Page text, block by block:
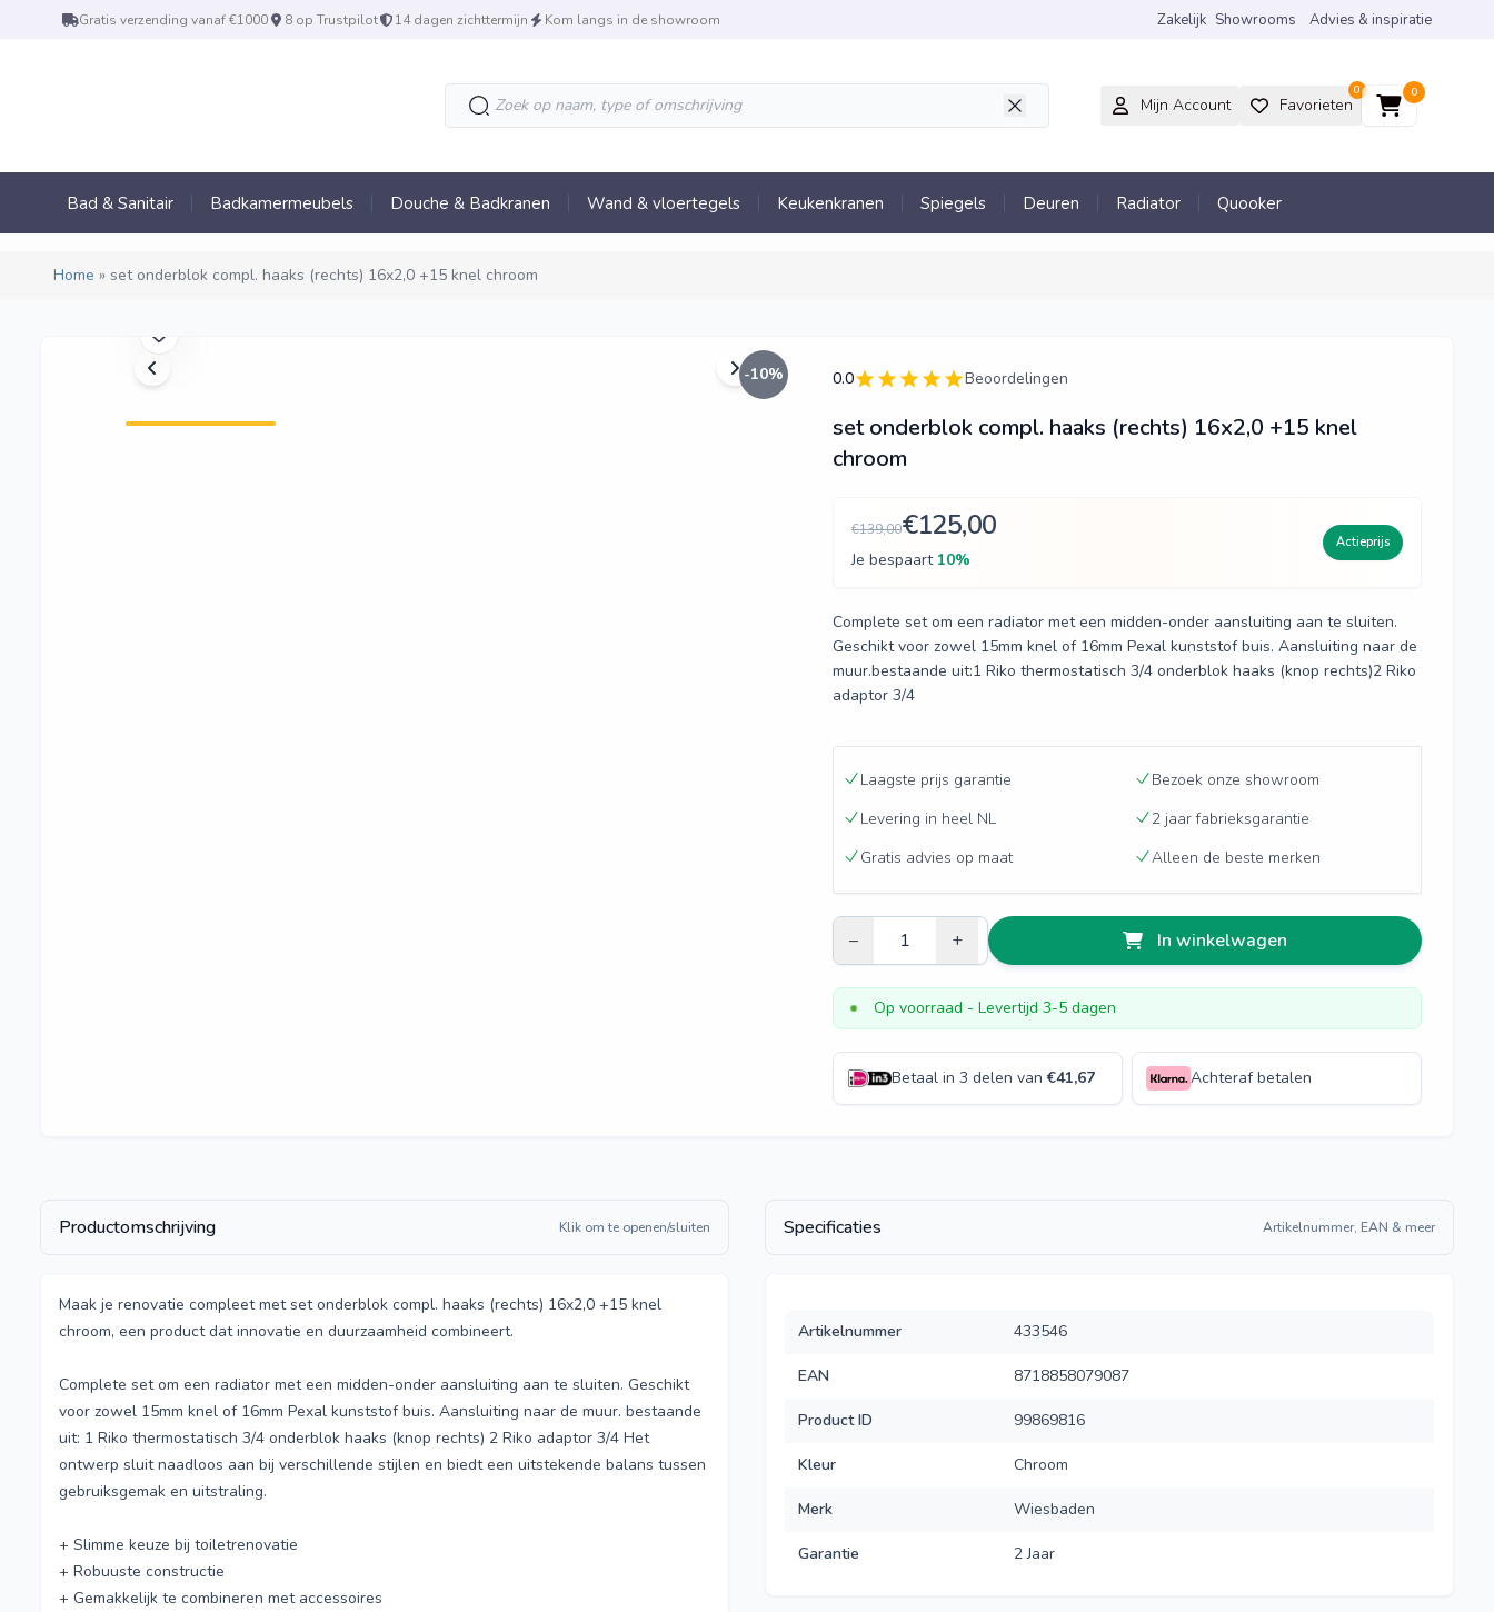
Gratis verzending vanaf €1000 8 op Trustpilot 14 dagen zichttermijn Kom langs in de showroom Zakelijk Showrooms Advies & inspiratie
Mijn Account
0
Favorieten
0
Bad & Sanitair Badkamermeubels Douche & Badkranen Wand & vloertegels Keukenkranen Spiegels Deuren Radiator Quooker
Home » set onderblok compl. haaks (rechts) 16x2,0 +15 knel chroom
-10% 0.0 Beoordelingen
set onderblok compl. haaks (rechts) 16x2,0 +15 knel
chroom
€139,00€125,00
Je bespaart 10%
Actieprijs
Complete set om een radiator met een midden-onder aansluiting aan te sluiten.
Geschikt voor zowel 15mm knel of 16mm Pexal kunststof buis. Aansluiting naar de
muur.bestaande uit:1 Riko thermostatisch 3/4 onderblok haaks (knop rechts)2 Riko
adaptor 3/4
Laagste prijs garantie
Bezoek onze showroom
Levering in heel NL
2 jaar fabrieksgarantie
Gratis advies op maat
Alleen de beste merken
– + In winkelwagen
Op voorraad - Levertijd 3-5 dagen
Betaal in 3 delen van€41,67 Achteraf betalen
Productomschrijving Klik om te openen/sluiten
Maak je renovatie compleet met set onderblok compl. haaks (rechts) 16x2,0 +15 knel
chroom, een product dat innovatie en duurzaamheid combineert.
Complete set om een radiator met een midden-onder aansluiting aan te sluiten. Geschikt
voor zowel 15mm knel of 16mm Pexal kunststof buis. Aansluiting naar de muur. bestaande
uit: 1 Riko thermostatisch 3/4 onderblok haaks (knop rechts) 2 Riko adaptor 3/4 Het
ontwerp sluit naadloos aan bij verschillende stijlen en biedt een uitstekende balans tussen
gebruiksgemak en uitstraling.
+ Slimme keuze bij toiletrenovatie
+ Robuuste constructie
+ Gemakkelijk te combineren met accessoires
Specificaties Artikelnummer, EAN & meer
Artikelnummer 433546
EAN 8718858079087
Product ID 99869816
Kleur Chroom
Merk Wiesbaden
Garantie 2 Jaar